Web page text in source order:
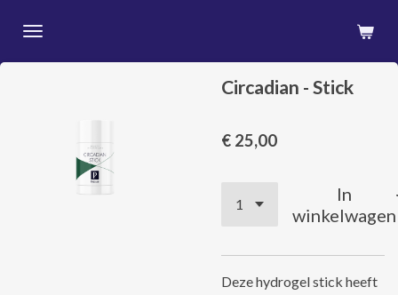
direct
naar
Circadian - Stick
€ 25,00
In
winkelwagen
Deze hydrogel stick heeft